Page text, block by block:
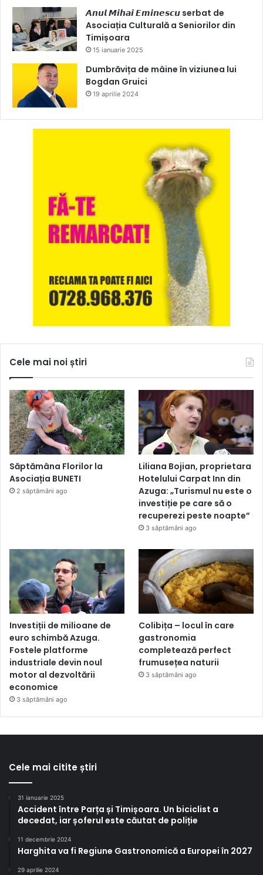
𝘼𝙣𝙪𝙡 𝙈𝙞𝙝𝙖𝙞 𝙀𝙢𝙞𝙣𝙚𝙨𝙘𝙪 serbat de
Asociația Culturală a Seniorilor din
Timișoara
15 ianuarie 2025
Dumbrăvița de mâine în viziunea lui
Bogdan Gruici
19 aprilie 2024
Cele mai noi știri
Săptămâna Florilor la
Asociația BUNETI
2 săptămâni ago
Liliana Bojian, proprietara
Hotelului Carpat Inn din
Azuga: „Turismul nu este o
investiție pe care să o
recuperezi peste noapte”
3 săptămâni ago
Investiții de milioane de
euro schimbă Azuga.
Fostele platforme
industriale devin noul
motor al dezvoltării
economice
3 săptămâni ago
Colibița – locul în care
gastronomia
completează perfect
frumusețea naturii
3 săptămâni ago
Cele mai citite știri
31 ianuarie 2025
Accident între Parța și Timișoara. Un biciclist a
decedat, iar șoferul este căutat de poliție
11 decembrie 2024
Harghita va fi Regiune Gastronomică a Europei în 2027
29 aprilie 2024